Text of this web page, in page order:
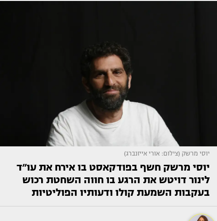
יוסי מרשק (צילום: אורי אייזנברג)
יוסי מרשק חשף בפודקאסט בו אירח את עו״ד
לינור דויטש את הרגע בו חווה השחטת רכוש
בעקבות השמעת קולו ודעותיו הפוליטיות